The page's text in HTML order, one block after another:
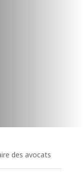
des avocats